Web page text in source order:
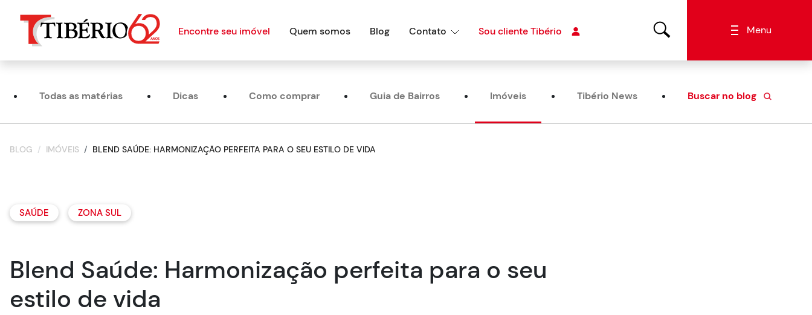
Encontre seu imóvel Quem somos Blog Contato Sou cliente Tibério Menu
Todas as matérias Dicas Como comprar Guia de Bairros Imóveis Tibério News Buscar no blog
BLOG IMÓVEIS BLEND SAÚDE: HARMONIZAÇÃO PERFEITA PARA O SEU ESTILO DE VIDA
SAÚDE ZONA SUL
Blend Saúde: Harmonização perfeita para o seu
estilo de vida